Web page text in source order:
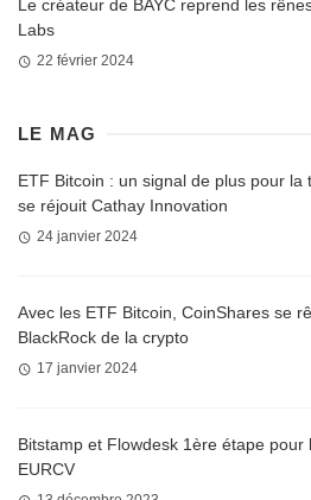
Le créateur de BAYC reprend les
Labs
22 février 2024
LE MAG
ETF Bitcoin : un signal de plus pour la
se réjouit Cathay Innovation
24 janvier 2024
Avec les ETF Bitcoin, CoinShares se
BlackRock de la crypto
17 janvier 2024
Bitstamp et Flowdesk 1ère étape pour
EURCV